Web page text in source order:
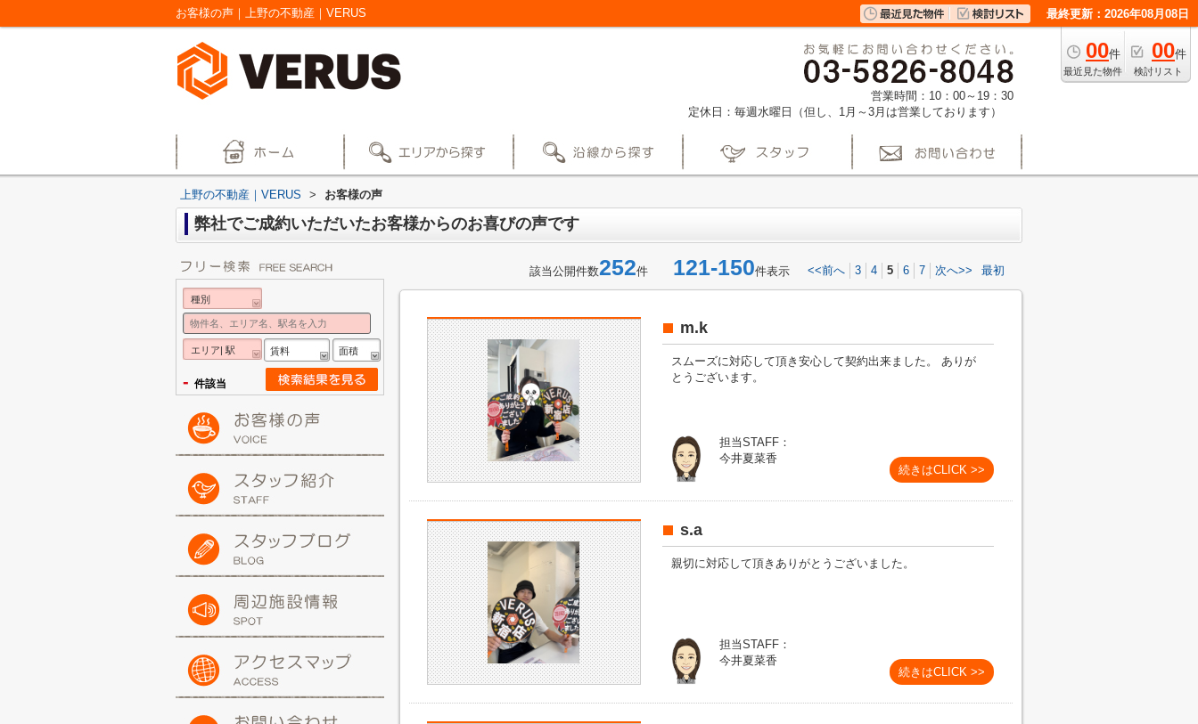
お客様の声｜上野の不動産｜VERUS 最終更新：2026年08月08日
00件
最近見た物件
00件
検討リスト
営業時間：10：00～19：30
定休日：毎週水曜日（但し、1月～3月は営業しております）
上野の不動産｜VERUS > お客様の声
弊社でご成約いただいたお客様からのお喜びの声です
該当公開件数252件 121-150件表示 <<前へ 3 4 5 6 7 次へ>> 最初
m.k
スムーズに対応して頂き安心して契約出来ました。 ありが
とうございます。
担当STAFF：
今井夏菜香
続きはCLICK >>
s.a
親切に対応して頂きありがとうございました。
担当STAFF：
今井夏菜香
続きはCLICK >>
種別
エリア| 駅 賃料 面積
- 件該当